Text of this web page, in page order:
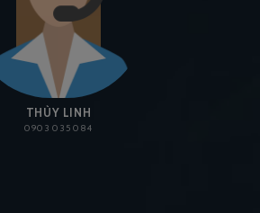
THÙY LINH
0903 035 084